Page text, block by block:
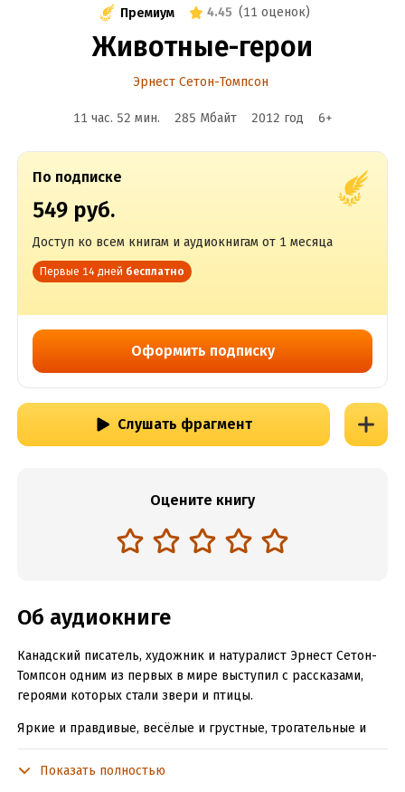
Премиум 4.45 (11 оценок)
Животные-герои
Эрнест Сетон-Томпсон
11 час. 52 мин. 285 Мбайт 2012 год 6+
По подписке
549 руб.
Доступ ко всем книгам и аудиокнигам от 1 месяца
Первые 14 дней бесплатно
Оформить подписку
Слушать фрагмент
Оцените книгу
Об аудиокниге
Канадский писатель, художник и натуралист Эрнест Сетон-
Томпсон одним из первых в мире выступил с рассказами,
героями которых стали звери и птицы.
Яркие и правдивые, весёлые и грустные, трогательные и
Боевой Конёк, забавном медвежонке Джонни, непобедимом
Показать полностью